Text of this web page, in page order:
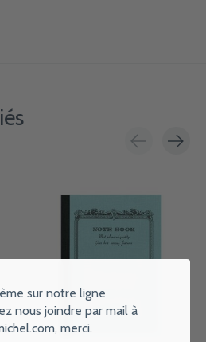
sur notre ligne
nous joindre par mail à
, merci.